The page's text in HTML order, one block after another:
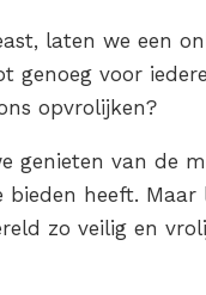
laten we een
genoeg voor
opvrolijken?
genieten van de
bieden heeft.
zo veilig en